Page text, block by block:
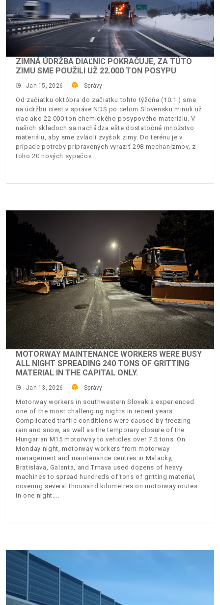
ZIMNÁ ÚDRŽBA DIAĽNIC POKRAČUJE, ZA TÚTO
ZIMU SME POUŽILI UŽ 22.000 TON POSYPU
Jan 15, 2026 Správy
Od začiatku októbra do začiatku tohto týždňa (10.1.) sme
na údržbu ciest v správe NDS po celom Slovensku minuli už
viac ako 22 000 ton chemického posypového materiálu. V
našich skladoch sa nachádza ešte dostatočné množstvo
materiálu, aby sme zvládli zvyšok zimy. Do terénu je v
prípade potreby pripravených vyraziť 298 mechanizmov, z
toho 20 nových sypačov.
MOTORWAY MAINTENANCE WORKERS WERE BUSY
ALL NIGHT SPREADING 240 TONS OF GRITTING
MATERIAL IN THE CAPITAL ONLY.
Jan 13, 2026 Správy
Motorway workers in southwestern Slovakia experienced
one of the most challenging nights in recent years.
Complicated traffic conditions were caused by freezing
rain and snow, as well as the temporary closure of the
Hungarian M15 motorway to vehicles over 7.5 tons. On
Monday night, motorway workers from motorway
management and maintenance centres in Malacky,
Bratislava, Galanta, and Trnava used dozens of heavy
machines to spread hundreds of tons of gritting material,
covering several thousand kilometres on motorway routes
in one night.